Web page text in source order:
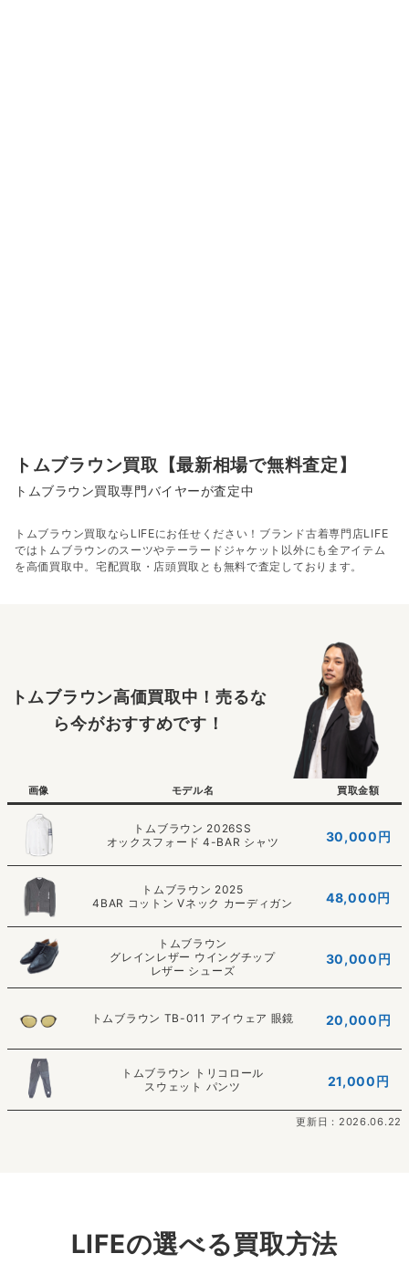
トムブラウン買取【最新相場で無料査定】
トムブラウン買取専門バイヤーが査定中
トムブラウン買取ならLIFEにお任せください！ブランド古着専門店LIFE
ではトムブラウンのスーツやテーラードジャケット以外にも全アイテム
を高価買取中。宅配買取・店頭買取とも無料で査定しております。
トムブラウン高価買取中！売るな
ら今がおすすめです！
画像 モデル名 買取金額
トムブラウン 2026SS
オックスフォード 4-BAR シャツ
30,000円
トムブラウン 2025
4BAR コットン Vネック カーディガン
48,000円
トムブラウン
グレインレザー ウイングチップ
レザー シューズ
30,000円
トムブラウン TB-011 アイウェア 眼鏡 20,000円
トムブラウン トリコロール
スウェット パンツ
21,000円
更新日：2026.06.22
LIFEの選べる買取方法